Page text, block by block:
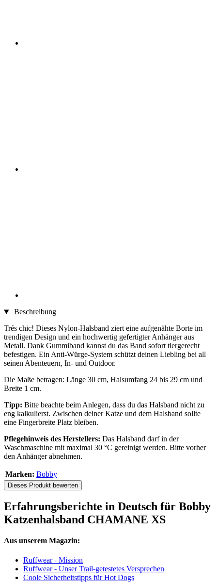
Beschreibung
Trés chic! Dieses Nylon-Halsband ziert eine aufgenähte Borte im
trendigen Design und ein hochwertig gefertigter Anhänger aus
Metall. Dank Gummiband kannst du das Band sofort tiergerecht
befestigen. Ein Anti-Würge-System schützt deinen Liebling bei all
seinen Abenteuern, In- und Outdoor.
Die Maße betragen: Länge 30 cm, Halsumfang 24 bis 29 cm und
Breite 1 cm.
Tipp: Bitte beachte beim Anlegen, dass du das Halsband nicht zu
eng kalkulierst. Zwischen deiner Katze und dem Halsband sollte
eine Fingerbreite Platz bleiben.
Pflegehinweis des Herstellers: Das Halsband darf in der
Waschmaschine mit maximal 30 °C gereinigt werden. Bitte vorher
den Anhänger abnehmen.
Marken: Bobby
Dieses Produkt bewerten
Erfahrungsberichte in Deutsch für Bobby
Katzenhalsband CHAMANE XS
Aus unserem Magazin:
Ruffwear - Mission
Ruffwear - Unser Trail-getestetes Versprechen
Coole Sicherheitstipps für Hot Dogs